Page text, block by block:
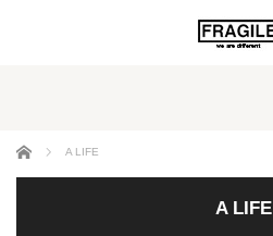
ホーム A LIFE
A LIFE